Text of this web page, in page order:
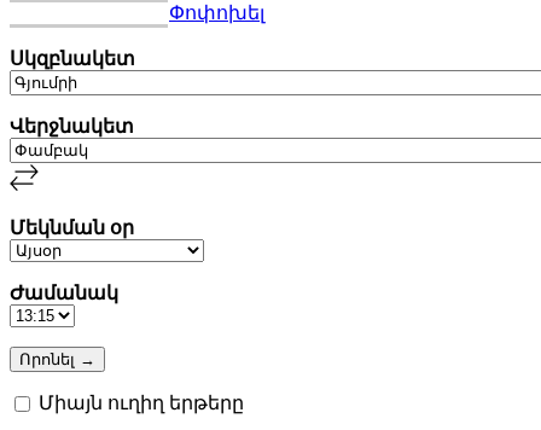
Փոփոխել
Սկզբնակետ
Վերջնակետ
Մեկնման օր
Ժամանակ
Միայն ուղիղ երթերը